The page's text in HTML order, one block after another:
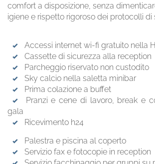
comfort a disposizione, senza
igiene e rispetto rigoroso dei protocolli di
Accessi internet wi-fi gratuito nella
Cassette di sicurezza alla reception
Parcheggio riservato non custodito
Sky calcio nella saletta minibar
Prima colazione a buffet
Pranzi e cene di lavoro, break e
gala
Ricevimento h24
Palestra e piscina al coperto
Servizio fax e fotocopie in reception